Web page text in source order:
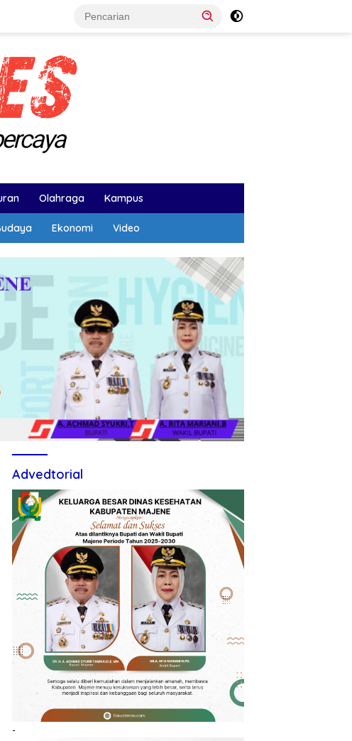
Olahraga Kampus
Ekonomi Video
Advedtorial
-